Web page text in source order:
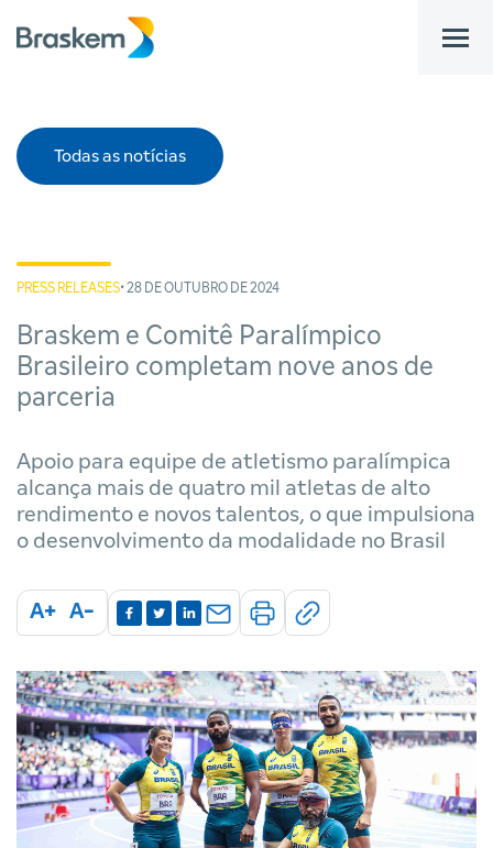
bar
Todas as notícias
PRESS RELEASES• 28 DE OUTUBRO DE 2024
Braskem e Comitê Paralímpico
Brasileiro completam nove anos de
parceria
Apoio para equipe de atletismo paralímpica
alcança mais de quatro mil atletas de alto
rendimento e novos talentos, o que impulsiona
o desenvolvimento da modalidade no Brasil
A+ A-